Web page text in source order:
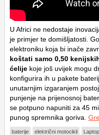
U Africi ne nedostaje
je primjer te domišljatosti.
elektroniku koja bi inače
koštati samo 0,50
ćelije koje još uvijek mogu
konfigurira ih u pakete
unutarnjim izgaranjem
punjenje na prijenosnoj
se potpuno napuniti za 45
punog spremnika goriva.
baterije električni motocikli Laptop